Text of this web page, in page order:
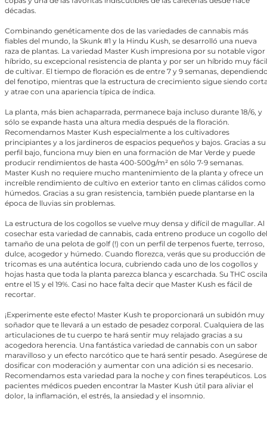
décadas.
Combinando genéticamente dos de las variedades de cannabis más
fiables del mundo, la Skunk #1 y la Hindu Kush, se desarrolló una nueva
raza de plantas. La variedad Master Kush impresiona por su notable vigor
híbrido, su excepcional resistencia de planta y por ser un híbrido muy fácil
de cultivar. El tiempo de floración es de entre 7 y 9 semanas,
del fenotipo, mientras que la estructura de crecimiento sigue siendo
y atrae con una apariencia típica de índica.
La planta, más bien achaparrada, permanece baja incluso durante 18/6, y
sólo se expande hasta una altura media después de la floración.
Recomendamos Master Kush especialmente a los cultivadores
principiantes y a los jardineros de espacios pequeños y bajos. Gracias a su
perfil bajo, funciona muy bien en una formación de Mar Verde y puede
producir rendimientos de hasta 400-500g/m² en sólo 7-9 semanas.
Master Kush no requiere mucho mantenimiento de la planta y ofrece un
increíble rendimiento de cultivo en exterior tanto en climas cálidos como
húmedos. Gracias a su gran resistencia, también puede plantarse en la
época de lluvias sin problemas.
La estructura de los cogollos se vuelve muy densa y difícil de magullar. Al
cosechar esta variedad de cannabis, cada entreno produce un cogollo del
tamaño de una pelota de golf (!) con un perfil de terpenos fuerte, terroso,
dulce, acogedor y húmedo. Cuando florezca, verás que su producción de
tricomas es una auténtica locura, cubriendo cada uno de los cogollos y
hojas hasta que toda la planta parezca blanca y escarchada. Su THC oscila
entre el 15 y el 19%. Casi no hace falta decir que Master Kush es fácil de
recortar.
¡Experimente este efecto! Master Kush te proporcionará un subidón muy
soñador que te llevará a un estado de pesadez corporal. Cualquiera de las
articulaciones de tu cuerpo te hará sentir muy relajado gracias a su
acogedora herencia. Una fantástica variedad de cannabis con un sabor
maravilloso y un efecto narcótico que te hará sentir pesado. Asegúrese de
dosificar con moderación y aumentar con una adición si es necesario.
Recomendamos esta variedad para la noche y con fines terapéuticos. Los
pacientes médicos pueden encontrar la Master Kush útil para aliviar el
dolor, la inflamación, el estrés, la ansiedad y el insomnio.